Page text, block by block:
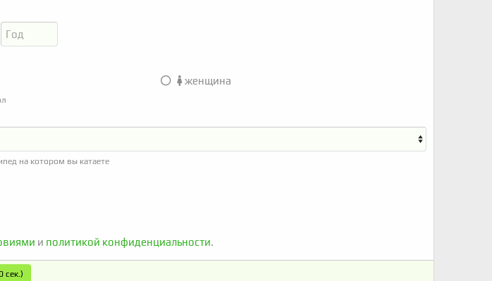
женщина
на котором вы катаете
и политикой конфиденциальности.
сек.)